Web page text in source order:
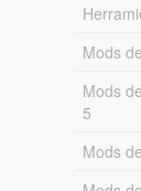
Mods
Mods
5
Mods